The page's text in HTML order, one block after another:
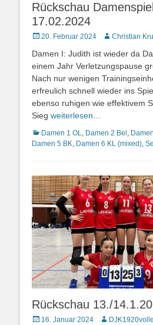
Rückschau
17.02.2024
Posted20. Februar 2024 AutorChristian
Damen I: Judith ist wieder da
einem Jahr Verletzungspause
Nach nur wenigen
erfreulich schnell wieder ins
ebenso ruhigen wie effektivem
Sieg weiterlesen…
Kategorien
Damen 1 OL, Damen 2 Bel ,
Damen 5 BK, Damen 6 KL (mixed),
Rückschau 13./
Posted16. Januar 2024 Autor